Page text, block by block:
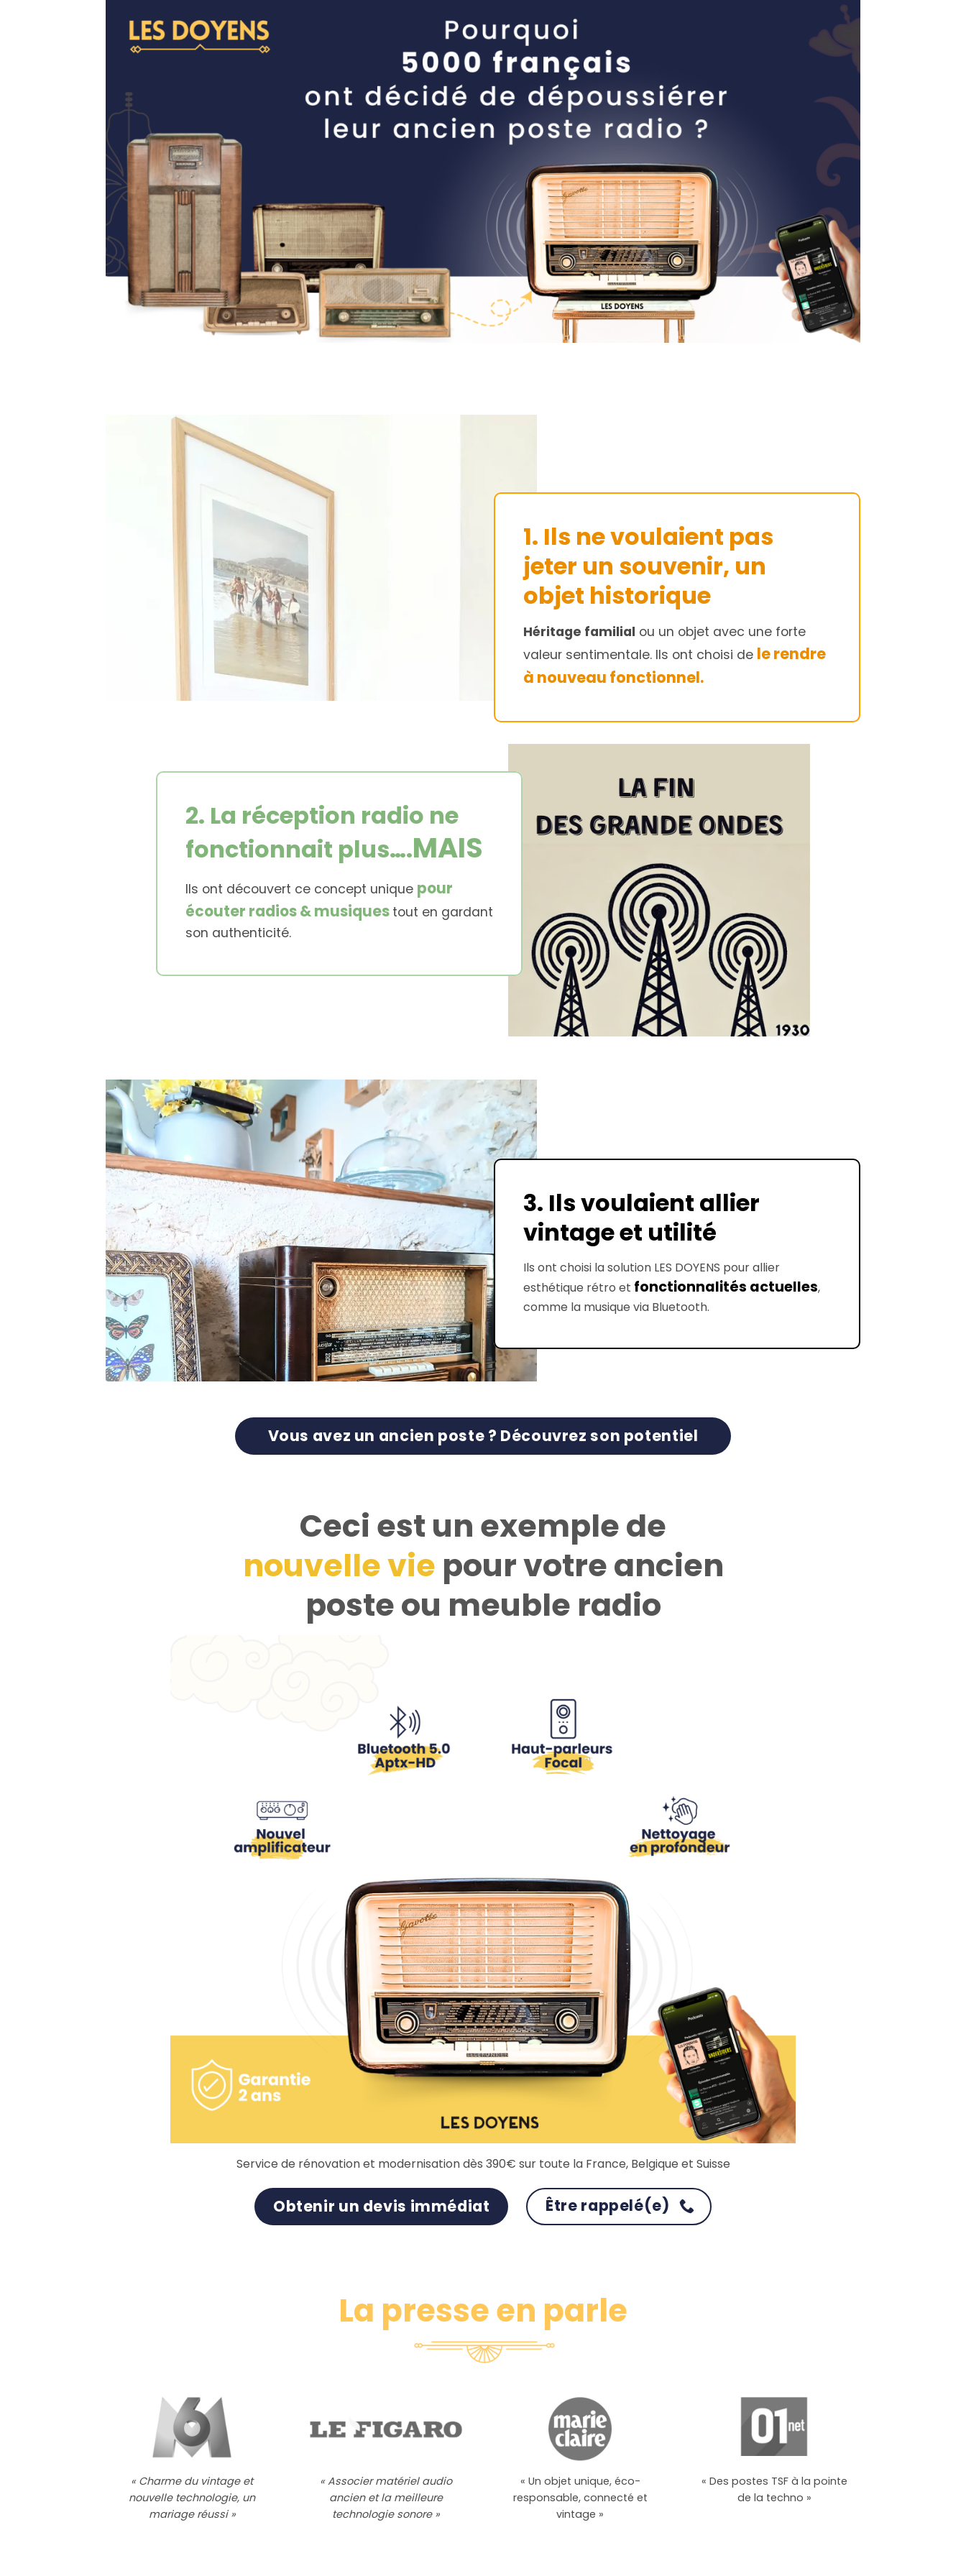
1. Ils ne voulaient pas
jeter un souvenir, un
objet historique
Héritage familial ou un objet avec une forte
valeur sentimentale. Ils ont choisi de le rendre
à nouveau fonctionnel.
2. La réception radio ne
fonctionnait plus….MAIS
Ils ont découvert ce concept unique pour
écouter radios & musiques tout en gardant
son authenticité.
3. Ils voulaient allier
vintage et utilité
Ils ont choisi la solution LES DOYENS pour allier
esthétique rétro et fonctionnalités actuelles,
comme la musique via Bluetooth.
Vous avez un ancien poste ? Découvrez son potentiel
Ceci est un exemple de
nouvelle vie pour votre ancien
poste ou meuble radio
Service de rénovation et modernisation dès 390€ sur toute la France, Belgique et Suisse
Obtenir un devis immédiat Être rappelé(e)
La presse en parle
« Charme du vintage et
nouvelle technologie, un
mariage réussi »
« Associer matériel audio
ancien et la meilleure
technologie sonore »
« Un objet unique, éco-
responsable, connecté et
vintage »
« Des postes TSF à la pointe
de la techno »